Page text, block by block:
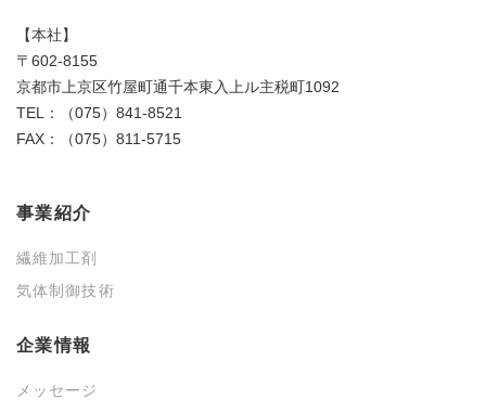
【本社】
〒602-8155
京都市上京区竹屋町通千本東入上ル主税町1092
TEL：（075）841-8521
FAX：（075）811-5715
事業紹介
繊維加工剤
気体制御技術
企業情報
メッセージ